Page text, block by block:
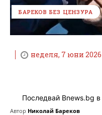
БАРЕКОВ БЕЗ ЦЕНЗУРА
неделя, 7 юни 2026
Последвай Bnews.bg в
Автор Николай Бареков